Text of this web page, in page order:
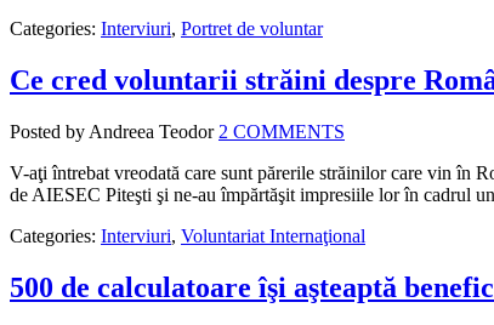
Categories: Interviuri, Portret de voluntar
Ce cred voluntarii străini despre
Posted by Andreea Teodor 2 COMMENTS
V-aţi întrebat vreodată care sunt părerile străinilor care vin în
de AIESEC Piteşti şi ne-au împărtăşit impresiile lor în cadrul
Categories: Interviuri, Voluntariat Internaţional
500 de calculatoare îşi aşteaptă